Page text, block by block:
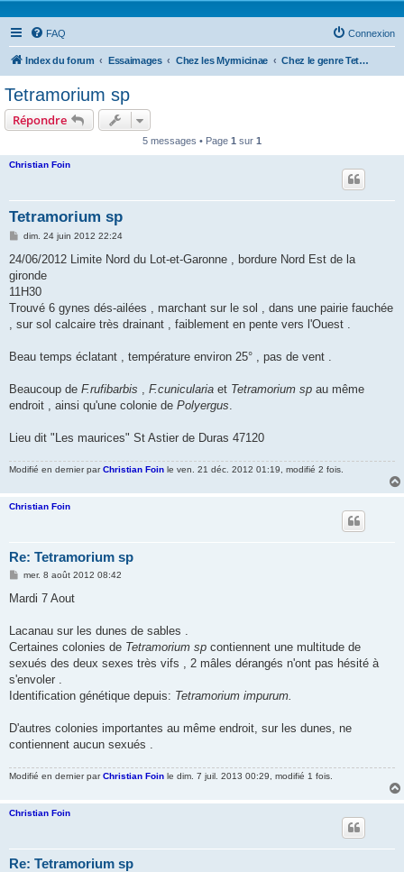
FAQ Connexion
Index du forum Essaimages Chez les Myrmicinae Chez le genre Tetramorium
Tetramorium sp
Répondre
5 messages • Page 1 sur 1
Christian Foin
Tetramorium sp
M
s
a
g
dim. 24 juin 2012 22:24
24/06/2012 Limite Nord du Lot-et-Garonne , bordure Nord Est de la
gironde
11H30
Trouvé 6 gynes dés-ailées , marchant sur le sol , dans une pairie fauchée
, sur sol calcaire très drainant , faiblement en pente vers l'Ouest .
Beau temps éclatant , température environ 25° , pas de vent .
Beaucoup de F.rufibarbis , F.cunicularia et Tetramorium sp au même
endroit , ainsi qu'une colonie de Polyergus.
Lieu dit "Les maurices" St Astier de Duras 47120
Modifié en dernier parChristian Foin le ven. 21 déc. 2012 01:19, modifié 2 fois.
Christian Foin
Re: Tetramorium sp
M
s
g
mer. 8 août 2012 08:42
Mardi 7 Aout
Lacanau sur les dunes de sables .
Certaines colonies de Tetramorium sp contiennent une multitude de
sexués des deux sexes très vifs , 2 mâles dérangés n'ont pas hésité à
s'envoler .
Identification génétique depuis: Tetramorium impurum.
D'autres colonies importantes au même endroit, sur les dunes, ne
contiennent aucun sexués .
Modifié en dernier parChristian Foin le dim. 7 juil. 2013 00:29, modifié 1 fois.
Christian Foin
Re: Tetramorium sp